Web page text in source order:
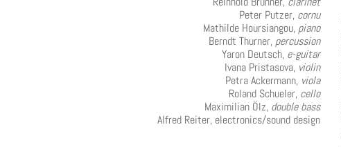
Peter Putzer, cornu
Mathilde Hoursiangou, piano
Berndt Thurner, percussion
Yaron Deutsch, e-guitar
Ivana Pristasova, violin
Petra Ackermann, viola
Roland Schueler, cello
Maximilian Ölz, double bass
Alfred Reiter, electronics/sound design